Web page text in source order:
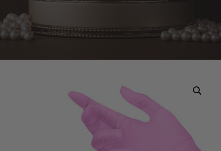
Home
Tuotteet
All4Med – Nitriili Käsineet, Koko S